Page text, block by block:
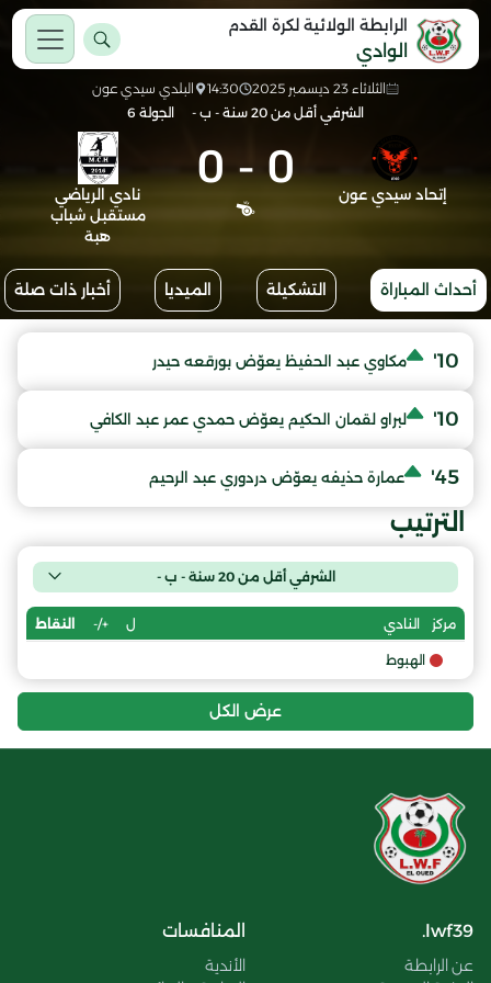
الرابطة الولائية لكرة القدم
الوادي
الثلاثاء 23 ديسمبر 2025 14:30
البلدي سيدي عون
الشرفي أقل من 20 سنة - ب -
الجولة 6
إتحاد سيدي عون 0
-
0
نادي الرياضي
مستقبل شباب
هبة
أحداث المباراة التشكيلة الميديا أخبار ذات صلة
10' مكاوي عبد الحفيظ يعوّض بورقعه حيدر
10' لبراو لقمان الحكيم يعوّض حمدي عمر عبد الكافي
45' عمارة حذيفه يعوّض دردوري عبد الرحيم
الترتيب
الشرفي أقل من 20 سنة - ب -
مركز النادي ل +/- النقاط
الهبوط
عرض الكل
lwf39.
عن الرابطة
المنافسات
الأندية